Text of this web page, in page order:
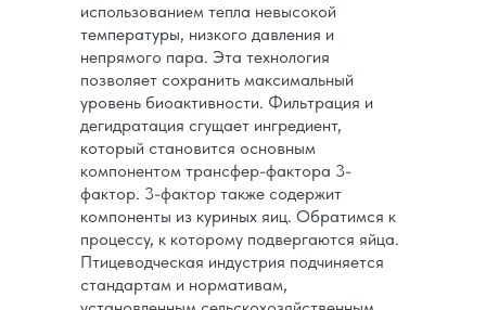
использованием тепла невысокой
температуры, низкого давления и
непрямого пара. Эта технология
позволяет сохранить максимальный
уровень биоактивности. Фильтрация и
дегидратация сгущает ингредиент,
который становится основным
компонентом трансфер-фактора 3-
фактор. 3-фактор также содержит
компоненты из куриных яиц. Обратимся к
процессу, к которому подвергаются яйца.
Птицеводческая индустрия подчиняется
стандартам и нормативам,